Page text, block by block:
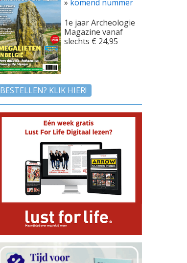
» komend nummer
1e jaar Archeologie
Magazine vanaf
slechts € 24,95
BESTELLEN? KLIK HIER!